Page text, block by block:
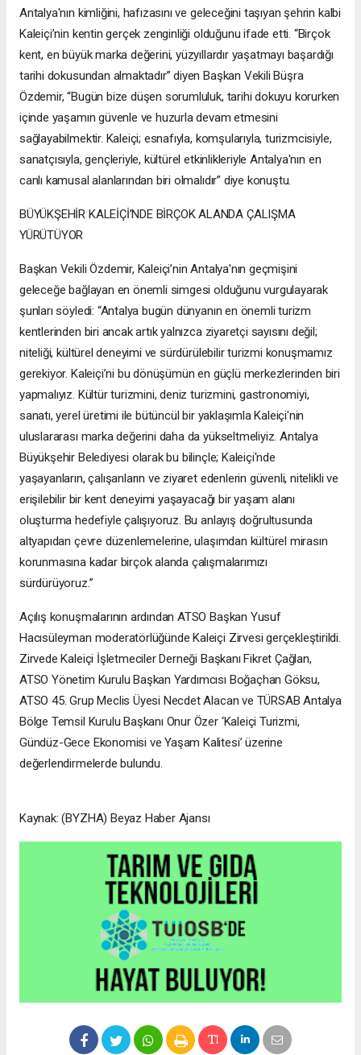
Antalya'nın kimliğini, hafızasını ve geleceğini taşıyan şehrin kalbi
Kaleiçi’nin kentin gerçek zenginliği olduğunu ifade etti. “Birçok
kent, en büyük marka değerini, yüzyıllardır yaşatmayı başardığı
tarihi dokusundan almaktadır” diyen Başkan Vekili Büşra
Özdemir, “Bugün bize düşen sorumluluk, tarihi dokuyu korurken
içinde yaşamın güvenle ve huzurla devam etmesini
sağlayabilmektir. Kaleiçi; esnafıyla, komşularıyla, turizmcisiyle,
sanatçısıyla, gençleriyle, kültürel etkinlikleriyle Antalya'nın en
canlı kamusal alanlarından biri olmalıdır” diye konuştu.
BÜYÜKŞEHİR KALEİÇİ’NDE BİRÇOK ALANDA ÇALIŞMA
YÜRÜTÜYOR
Başkan Vekili Özdemir, Kaleiçi’nin Antalya'nın geçmişini
geleceğe bağlayan en önemli simgesi olduğunu vurgulayarak
şunları söyledi: “Antalya bugün dünyanın en önemli turizm
kentlerinden biri ancak artık yalnızca ziyaretçi sayısını değil;
niteliği, kültürel deneyimi ve sürdürülebilir turizmi konuşmamız
gerekiyor. Kaleiçi’ni bu dönüşümün en güçlü merkezlerinden biri
yapmalıyız. Kültür turizmini, deniz turizmini, gastronomiyi,
sanatı, yerel üretimi ile bütüncül bir yaklaşımla Kaleiçi'nin
uluslararası marka değerini daha da yükseltmeliyiz. Antalya
Büyükşehir Belediyesi olarak bu bilinçle; Kaleiçi'nde
yaşayanların, çalışanların ve ziyaret edenlerin güvenli, nitelikli ve
erişilebilir bir kent deneyimi yaşayacağı bir yaşam alanı
oluşturma hedefiyle çalışıyoruz. Bu anlayış doğrultusunda
altyapıdan çevre düzenlemelerine, ulaşımdan kültürel mirasın
korunmasına kadar birçok alanda çalışmalarımızı
sürdürüyoruz.”
Açılış konuşmalarının ardından ATSO Başkan Yusuf
Hacısüleyman moderatörlüğünde Kaleiçi Zirvesi gerçekleştirildi.
Zirvede Kaleiçi İşletmeciler Derneği Başkanı Fikret Çağlan,
ATSO Yönetim Kurulu Başkan Yardımcısı Boğaçhan Göksu,
ATSO 45. Grup Meclis Üyesi Necdet Alacan ve TÜRSAB Antalya
Bölge Temsil Kurulu Başkanı Onur Özer ‘Kaleiçi Turizmi,
Gündüz-Gece Ekonomisi ve Yaşam Kalitesi’ üzerine
değerlendirmelerde bulundu.
Kaynak: (BYZHA) Beyaz Haber Ajansı